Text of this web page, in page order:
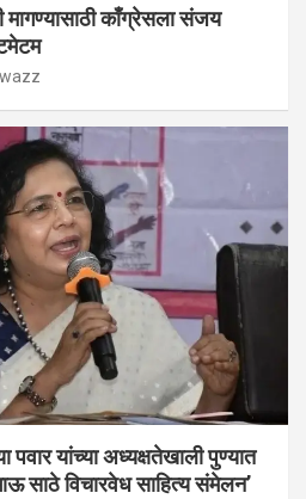
मागण्यासाठी काँग्रेसला संजय
पवार यांच्या अध्यक्षतेखाली पुण्यात
साठे विचारवेध साहित्य संमेलन’